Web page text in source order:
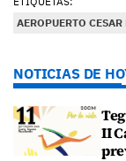
AEROPUERTO
NOTICIAS DE
II